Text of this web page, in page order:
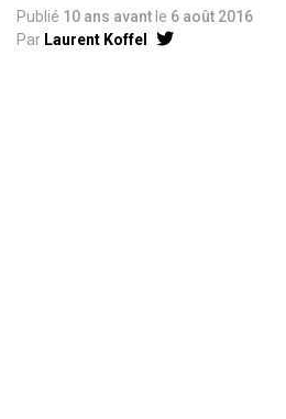
Publié 10 ans avant le 6 août 2016
Par Laurent Koffel